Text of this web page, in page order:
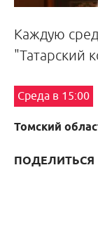
Каждую
"Татарский
Среда в 15:00
Томский
ПОДЕЛИТЬСЯ